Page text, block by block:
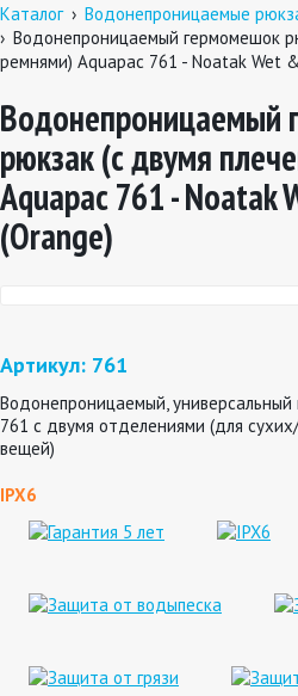
Каталог
Водонепроницаемые
Водонепроницаемый гермомешок
ремнями) Aquapac 761 - Noatak Wet
Водонепроницаемый
рюкзак (с двумя
Aquapac 761 - Noatak
(Orange)
Артикул: 761
Водонепроницаемый,
761 с двумя отделениями (для
вещей)
IPX6